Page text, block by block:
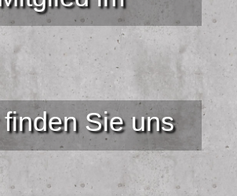
Sie uns